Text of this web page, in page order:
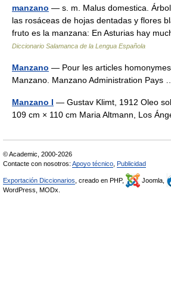
manzano — s. m. Malus domestica.
las rosáceas de hojas dentadas y flores
fruto es la manzana: En Asturias hay
Diccionario Salamanca de la Lengua Española
Manzano — Pour les articles
Manzano. Manzano Administration Pays
Manzano I — Gustav Klimt, 1912 Oleo
109 cm × 110 cm Maria Altmann, Los
© Academic, 2000-2026
Contacte con nosotros: Apoyo técnico Publicidad
Exportación Diccionarios , creado en PHP, Joomla,
WordPress, MODx.